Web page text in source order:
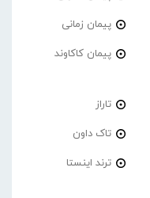
پیمان زمانی
پیمان کاکاوند
تاراز
تاک داون
ترند اینستا